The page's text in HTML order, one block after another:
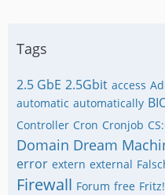
Tags
2.5 GbE 2.5Gbit access
automatic automatically
Controller Cron Cronjob
Domain Dream
error extern external
Firewall Forum free